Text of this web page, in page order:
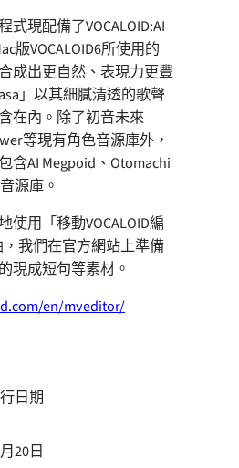
現配備了VOCALOID:AI
版VOCALOID6所使用的
成出更自然、表現力更豐
」以其細膩清透的歌聲
在內。除了初音未來
等現有角色音源庫外 ，
含AI Megpoid、Otomachi
源庫。
用「移動VOCALOID編
，我們在官方網站上準備
現成短句等素材。
en/mveditor/
日期
20日